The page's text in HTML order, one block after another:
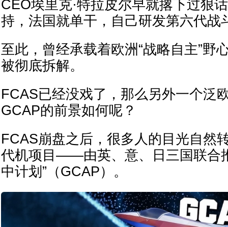
CEO埃里克·特拉皮尔早就撂下过狠
持，法国就单干，自己研发第六代战
至此，曾经承载着欧洲“战略自主”野
被彻底拆解。
FCAS已经没戏了，那么另外一个泛
GCAP的前景如何呢？
FCAS崩盘之后，很多人的目光自然
代机项目——由英、意、日三国联合
中计划”（GCAP）。